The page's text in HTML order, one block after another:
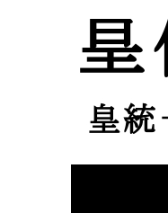
皇位継
kouikeishou.jp